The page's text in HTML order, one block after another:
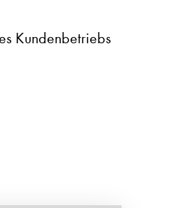
Kundenbetriebs